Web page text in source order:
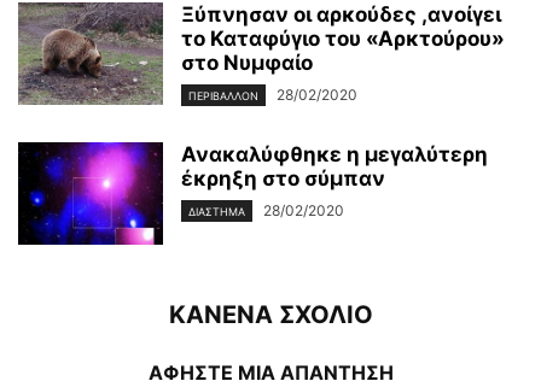
Ξύπνησαν οι αρκούδες ,ανοίγει
το Καταφύγιο του «Αρκτούρου»
στο Νυμφαίο
ΠΕΡΙΒΆΛΛΟΝ 28/02/2020
Ανακαλύφθηκε η μεγαλύτερη
έκρηξη στο σύμπαν
ΔΙΆΣΤΗΜΑ 28/02/2020
ΚΑΝΕΝΑ ΣΧΟΛΙΟ
ΑΦΗΣΤΕ ΜΙΑ ΑΠΑΝΤΗΣΗ